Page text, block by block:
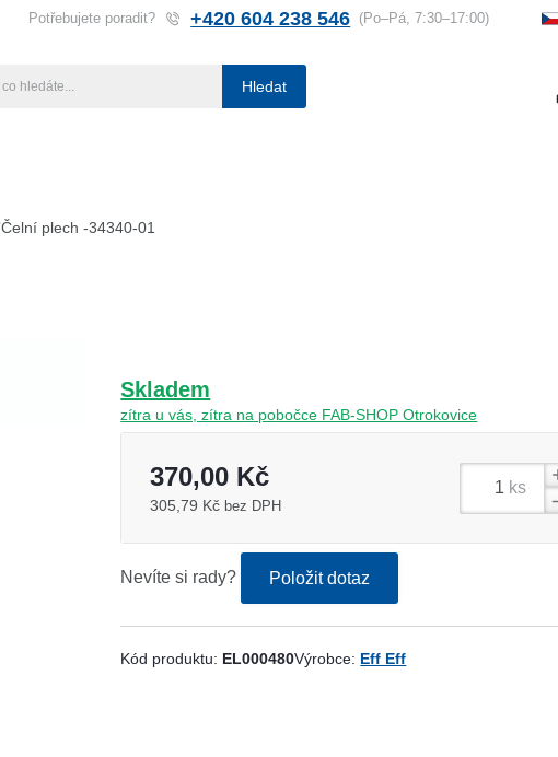
Potřebujete poradit? +420 604 238 546 (Po–Pá, 7:30–17:00)
Hledat
Čelní plech -34340-01
Skladem
zítra u vás, zítra na pobočce FAB-SHOP Otrokovice
370,00 Kč
305,79 Kč bez DPH
ks
Nevíte si rady? Položit dotaz
Kód produktu: EL000480Výrobce: Eff Eff